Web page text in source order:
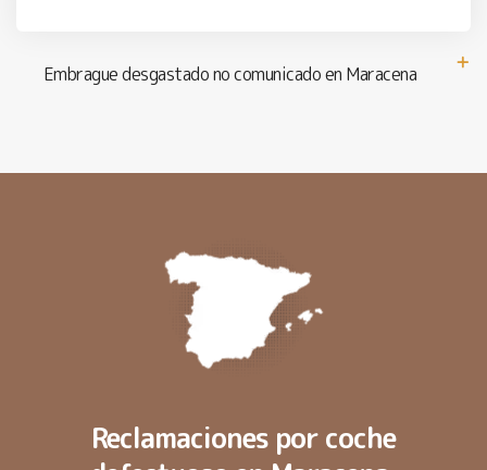
Embrague desgastado no comunicado en Maracena
Reclamaciones por coche